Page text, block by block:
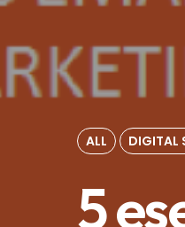
ALL DIGITAL
5